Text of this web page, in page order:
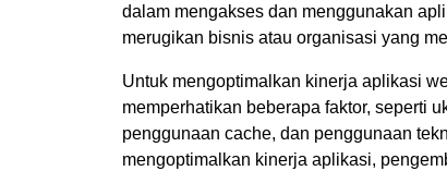
dalam mengakses dan menggunakan
merugikan bisnis atau organisasi yang
Untuk mengoptimalkan kinerja aplikasi
memperhatikan beberapa faktor, seperti
penggunaan cache, dan penggunaan
mengoptimalkan kinerja aplikasi,